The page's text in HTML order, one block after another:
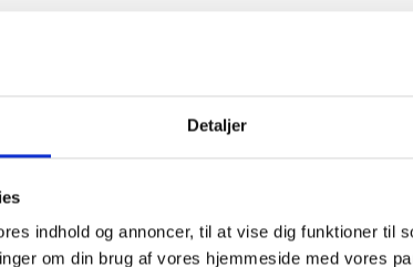
Detaljer
indhold og annoncer, til at vise dig funktioner til
om din brug af vores hjemmeside med vores
vitaes?
vitaes?